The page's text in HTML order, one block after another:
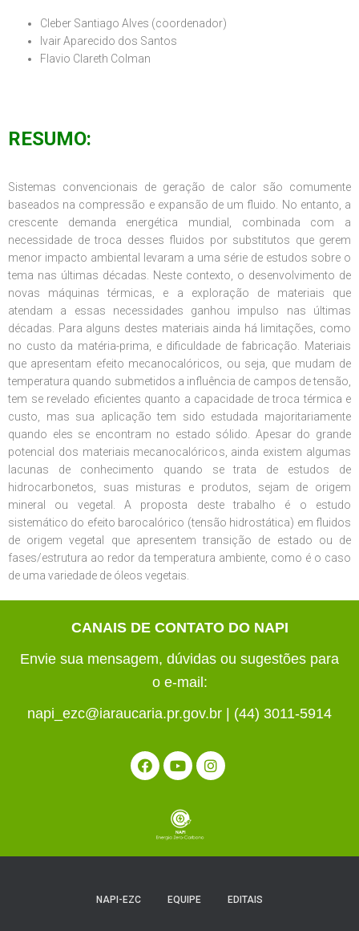
Cleber Santiago Alves (coordenador)
Ivair Aparecido dos Santos
Flavio Clareth Colman
RESUMO:
Sistemas convencionais de geração de calor são comumente
baseados na compressão e expansão de um fluido. No entanto, a
crescente demanda energética mundial, combinada com a
necessidade de troca desses fluidos por substitutos que gerem
menor impacto ambiental levaram a uma série de estudos sobre o
tema nas últimas décadas. Neste contexto, o desenvolvimento de
novas máquinas térmicas, e a exploração de materiais que
atendam a essas necessidades ganhou impulso nas últimas
décadas. Para alguns destes materiais ainda há limitações, como
no custo da matéria-prima, e dificuldade de fabricação. Materiais
que apresentam efeito mecanocalóricos, ou seja, que mudam de
temperatura quando submetidos a influência de campos de tensão,
tem se revelado eficientes quanto a capacidade de troca térmica e
custo, mas sua aplicação tem sido estudada majoritariamente
quando eles se encontram no estado sólido. Apesar do grande
potencial dos materiais mecanocalóricos, ainda existem algumas
lacunas de conhecimento quando se trata de estudos de
hidrocarbonetos, suas misturas e produtos, sejam de origem
mineral ou vegetal. A proposta deste trabalho é o estudo
sistemático do efeito barocalórico (tensão hidrostática) em fluidos
de origem vegetal que apresentem transição de estado ou de
fases/estrutura ao redor da temperatura ambiente, como é o caso
de uma variedade de óleos vegetais.
CANAIS DE CONTATO DO NAPI
Envie sua mensagem, dúvidas ou sugestões para
o e-mail:
napi_ezc@iaraucaria.pr.gov.br | (44) 3011-5914
NAPI-EZC EQUIPE EDITAIS